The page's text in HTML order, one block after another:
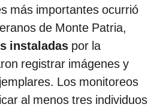
más importantes ocurrió
de Monte Patria,
instaladas por la
registrar imágenes y
Los monitoreos
al menos tres individuos